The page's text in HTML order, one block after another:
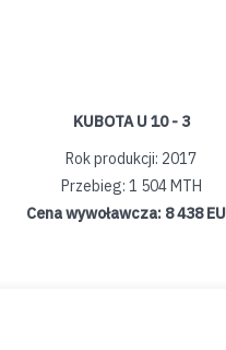
KUBOTA U 10 - 3
Rok produkcji: 2017
Przebieg: 1 504 MTH
Cena wywoławcza: 8 438